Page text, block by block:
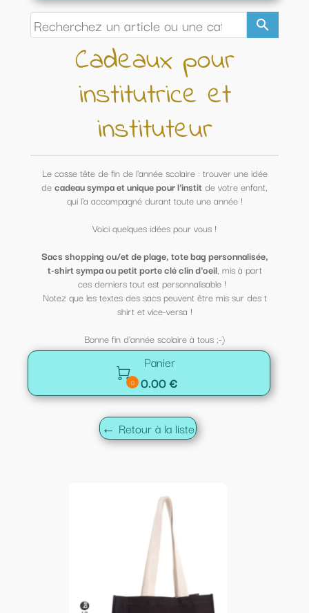
search
Cadeaux pour
institutrice et
instituteur
Le casse tête de fin de l'année scolaire : trouver une idée
decadeau sympa et unique pour l'institde votre enfant,
qui l'a accompagné durant toute une année !
Voici quelques idées pour vous !
Sacs shopping ou/et de plage, tote bag personnalisée,
t-shirt sympa ou petit porte clé clin d'oeil, mis à part
ces derniers tout est personnalisable !
Notez que les textes des sacs peuvent être mis sur des t
shirt et vice-versa !
Bonne fin d'année scolaire à tous ;-)

0
Panier
0.00 €
← Retour à la liste